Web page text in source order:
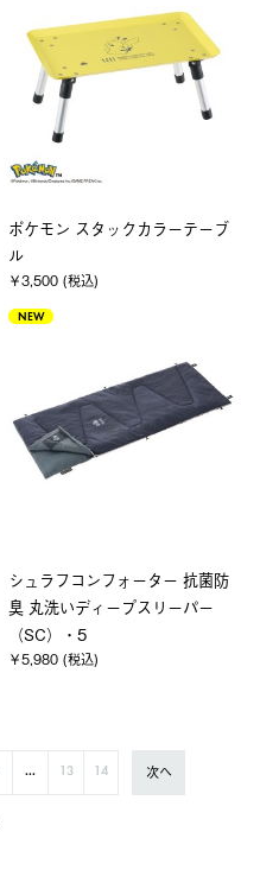
ポケモン スタックカラーテーブ
ル
￥3,500 (税込)
NEW
シュラフコンフォーター 抗菌防
臭 丸洗いディープスリーパー
（SC）・5
￥5,980 (税込)
... 13 14 次へ